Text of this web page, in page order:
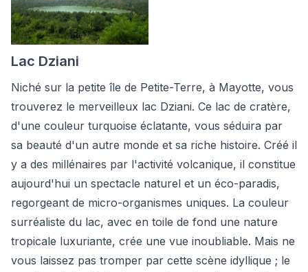
Lac Dziani
Niché sur la petite île de Petite-Terre, à Mayotte, vous
trouverez le merveilleux lac Dziani. Ce lac de cratère,
d'une couleur turquoise éclatante, vous séduira par
sa beauté d'un autre monde et sa riche histoire. Créé il
y a des millénaires par l'activité volcanique, il constitue
aujourd'hui un spectacle naturel et un éco-paradis,
regorgeant de micro-organismes uniques. La couleur
surréaliste du lac, avec en toile de fond une nature
tropicale luxuriante, crée une vue inoubliable. Mais ne
vous laissez pas tromper par cette scène idyllique ; le